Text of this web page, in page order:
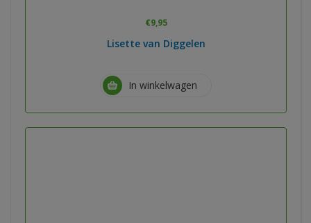
€9,95
Lisette van Diggelen
In winkelwagen